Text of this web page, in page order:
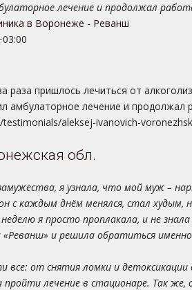
лечение и продолжал
в Воронеже - Реванш
раза пришлось лечиться от
амбулаторное лечение и продолжал
aleksej-ivanovich-
обл.
я узнала, что мой муж –
с каждым днём менялся, стал худым,
я просто проплакала, и не
«Реванш» и решила обратиться
все: от снятия ломки и
лечение в стационаре. Так же,